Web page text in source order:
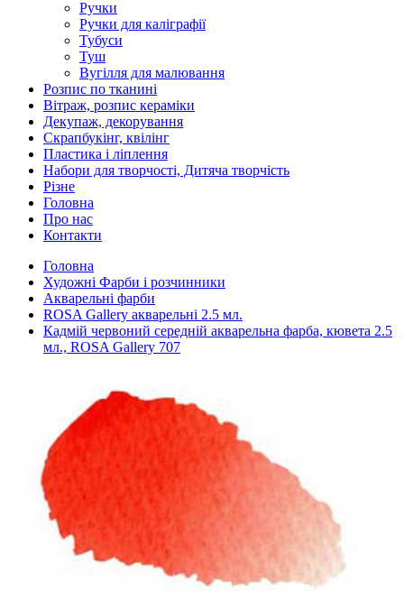
Ручки
Ручки для каліграфії
Тубуси
Туш
Вугілля для малювання
Розпис по тканині
Вітраж, розпис кераміки
Декупаж, декорування
Скрапбукінг, квілінг
Пластика і ліплення
Набори для творчості, Дитяча творчість
Різне
Головна
Про нас
Контакти
Головна
Художні Фарби і розчинники
Акварельні фарби
ROSA Gallery акварельні 2.5 мл.
Кадмій червоний середній акварельна фарба, кювета 2.5
мл., ROSA Gallery 707